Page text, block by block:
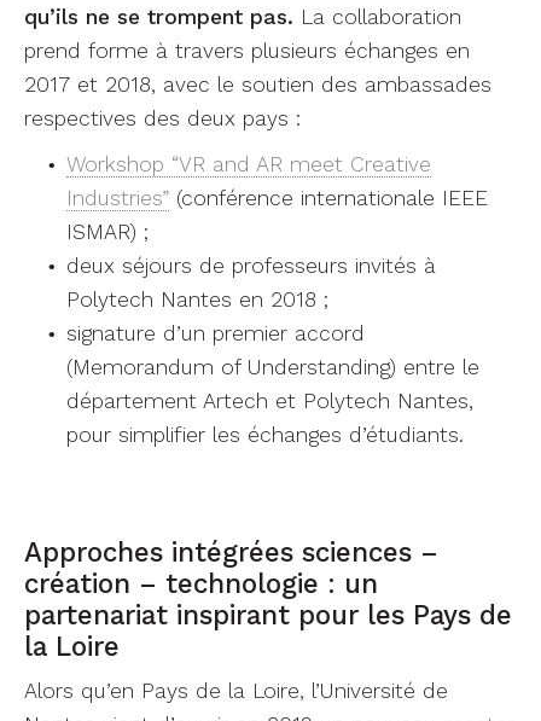
Polytech Nantes en 2018 ;
signature d’un premier accord
(Memorandum of Understanding) entre le
département Artech et Polytech Nantes,
pour simplifier les échanges d’étudiants.
Approches intégrées sciences –
création – technologie : un
partenariat inspirant pour les Pays de
la Loire
Alors qu’en Pays de la Loire, l’Université de
Nantes vient d’ouvrir en 2019 un nouveaumaster
peuvent rejoindre, depuis 2016, le département
Artech et son master et doctorat
interdisciplinaire : un programme avant-gardiste
qui inspire les acteurs académiques ligériens. Il
s’appuie sur une approche interdisciplinaire de la
recherche – équipes plurielles du laboratoire